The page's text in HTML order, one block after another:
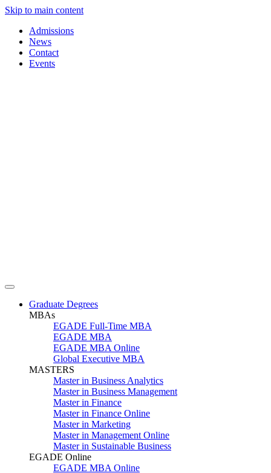
Skip to main content
Admissions
News
Contact
Events
Graduate Degrees
MBAs
EGADE Full-Time MBA
EGADE MBA
EGADE MBA Online
Global Executive MBA
MASTERS
Master in Business Analytics
Master in Business Management
Master in Finance
Master in Finance Online
Master in Marketing
Master in Management Online
Master in Sustainable Business
EGADE Online
EGADE MBA Online